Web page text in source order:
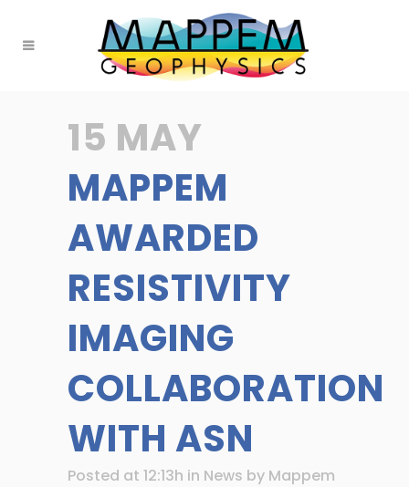
15 MAY
MAPPEM
AWARDED
RESISTIVITY
IMAGING
COLLABORATION
WITH ASN
Posted at 12:13h in News by Mappem